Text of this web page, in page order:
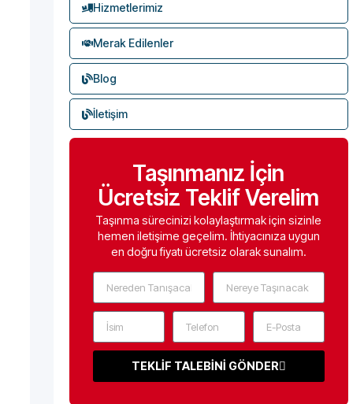
Hizmetlerimiz
Merak Edilenler
Blog
İletişim
Taşınmanız İçin
Ücretsiz Teklif Verelim
Taşınma sürecinizi kolaylaştırmak için sizinle
hemen iletişime geçelim. İhtiyacınıza uygun
en doğru fiyatı ücretsiz olarak sunalım.
TEKLİF TALEBİNİ GÖNDER